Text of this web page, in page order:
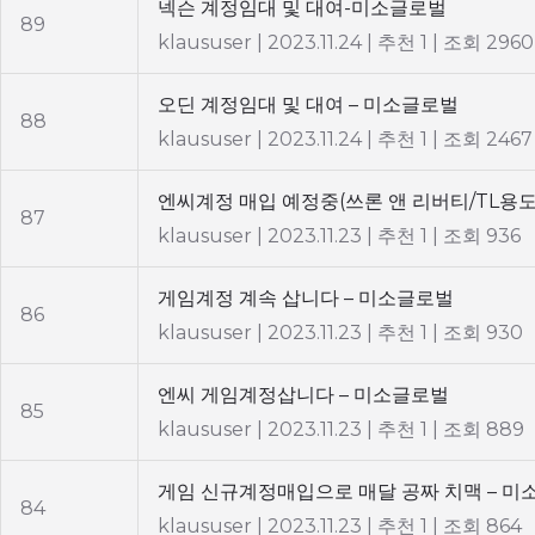
89
넥슨 계정임대 및 대여-미소글로벌
klaususer
2023.11.24 추천 1 조회 2960
88
오딘 계정임대 및 대여 – 미소글로벌
klaususer
2023.11.24 추천 1 조회 2467
87
엔씨계정 매입 예정중(쓰론 앤 리버티/TL용
klaususer
2023.11.23 추천 1 조회 936
86
게임계정 계속 삽니다 – 미소글로벌
klaususer
2023.11.23 추천 1 조회 930
85
엔씨 게임계정삽니다 – 미소글로벌
klaususer
2023.11.23 추천 1 조회 889
84
게임 신규계정매입으로 매달 공짜 치맥 – 미
klaususer
2023.11.23 추천 1 조회 864